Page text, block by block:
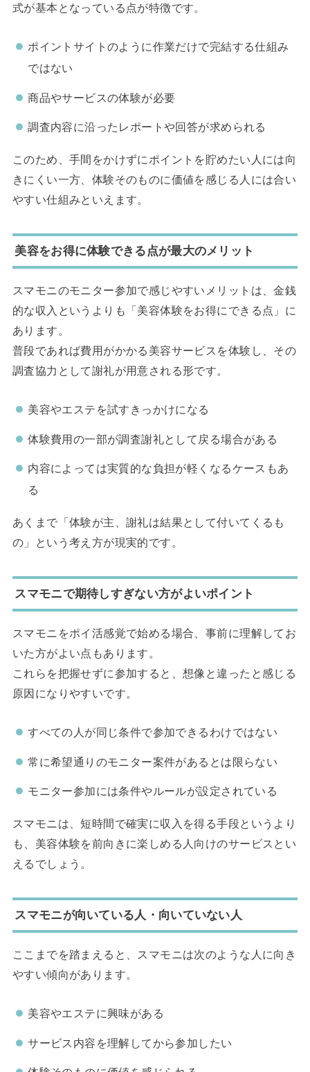
式が基本となっている点が特徴です。
ポイントサイトのように作業だけで完結する仕組み
ではない
商品やサービスの体験が必要
調査内容に沿ったレポートや回答が求められる
このため、手間をかけずにポイントを貯めたい人には向
きにくい一方、体験そのものに価値を感じる人には合い
やすい仕組みといえます。
美容をお得に体験できる点が最大のメリット
スマモニのモニター参加で感じやすいメリットは、金銭
的な収入というよりも「美容体験をお得にできる点」に
あります。
普段であれば費用がかかる美容サービスを体験し、その
調査協力として謝礼が用意される形です。
美容やエステを試すきっかけになる
体験費用の一部が調査謝礼として戻る場合がある
内容によっては実質的な負担が軽くなるケースもあ
る
あくまで「体験が主、謝礼は結果として付いてくるも
の」という考え方が現実的です。
スマモニで期待しすぎない方がよいポイント
スマモニをポイ活感覚で始める場合、事前に理解してお
いた方がよい点もあります。
これらを把握せずに参加すると、想像と違ったと感じる
原因になりやすいです。
すべての人が同じ条件で参加できるわけではない
常に希望通りのモニター案件があるとは限らない
モニター参加には条件やルールが設定されている
スマモニは、短時間で確実に収入を得る手段というより
も、美容体験を前向きに楽しめる人向けのサービスとい
えるでしょう。
スマモニが向いている人・向いていない人
ここまでを踏まえると、スマモニは次のような人に向き
やすい傾向があります。
美容やエステに興味がある
サービス内容を理解してから参加したい